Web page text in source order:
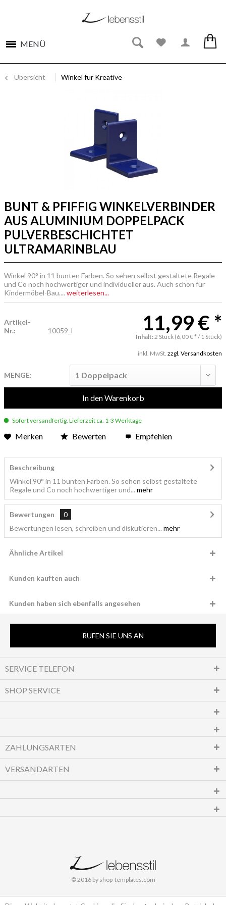
MENÜ
Übersicht Winkel für Kreative
BUNT & PFIFFIG WINKELVERBINDER
AUS ALUMINIUM DOPPELPACK
PULVERBESCHICHTET
ULTRAMARINBLAU
Winkel 90° in 11 bunten Farben. So sehen selbst gestaltete Regale
und Co noch hochwertiger und individueller aus. Auch schön für
Kindermöbel-Bau.... weiterlesen...
Artikel-
Nr.:
10059_l 11,99 € *
Inhalt:2 Stück (6,00 € * / 1 Stück)
inkl. MwSt. zzgl. Versandkosten
MENGE:
In denWarenkorb
Sofort versandfertig, Lieferzeit ca. 1-3 Werktage
Merken Bewerten Empfehlen
Beschreibung
Winkel 90° in 11 bunten Farben. So sehen selbst gestaltete
Regale und Co noch hochwertiger und... mehr
Bewertungen
0
Bewertungen lesen, schreiben und diskutieren... mehr
Ähnliche Artikel
Kunden kauften auch
Kunden haben sich ebenfalls angesehen
RUFEN SIE UNS AN
SERVICE TELEFON
SHOP SERVICE
ZAHLUNGSARTEN
VERSANDARTEN
© 2016 by shop-templates.com